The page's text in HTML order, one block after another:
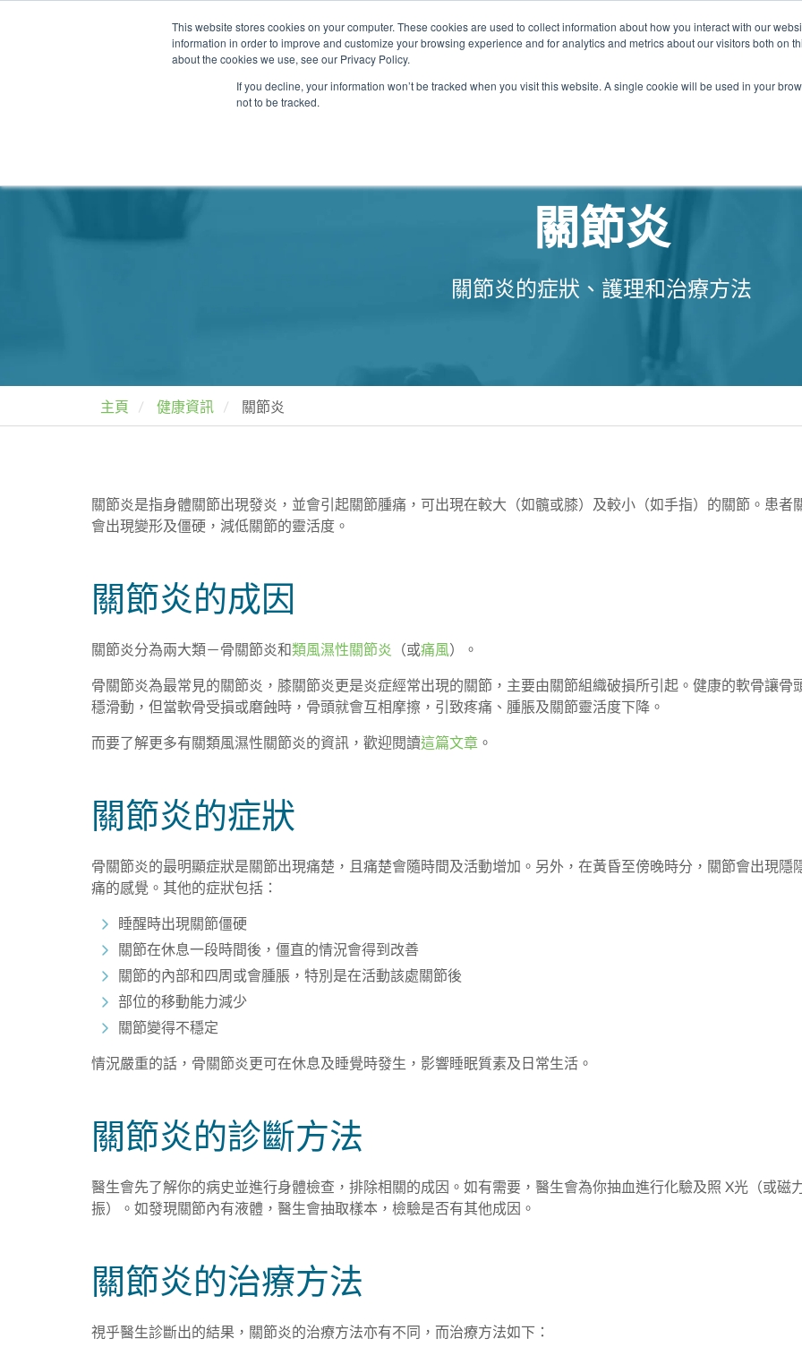
This website stores cookies on your computer. These cookies are used to collect information about how you interact with our
information in order to improve and customize your browsing experience and for analytics and metrics about our visitors both on
about the cookies we use, see our Privacy Policy.
If you decline, your information won’t be tracked when you visit this website. A single cookie will be used in your
not to be tracked.
關於我們 我們的診所 計劃 資源 最
我們的醫護團隊
關節炎
關節炎的症狀、護理和治療方法
主頁 健康資訊 關節炎
關節炎是指身體關節出現發炎，並會引起關節腫痛，可出現在較大（如髖或膝）及較小（如手指）的關節。患者
會出現變形及僵硬，減低關節的靈活度。
關節炎的成因
關節炎分為兩大類－骨關節炎和 類風濕性關節炎 （或痛風）。
骨關節炎為最常見的關節炎，膝關節炎更是炎症經常出現的關節，主要由關節組織破損所引起。健康的軟骨讓骨
穩滑動，但當軟骨受損或磨蝕時，骨頭就會互相摩擦，引致疼痛、腫脹及關節靈活度下降。
而要了解更多有關類風濕性關節炎的資訊，歡迎閱讀這篇文章 。
關節炎的症狀
骨關節炎的最明顯症狀是關節出現痛楚，且痛楚會隨時間及活動增加。另外，在黃昏至傍晚時分，關節會出現隱
痛的感覺。其他的症狀包括：
睡醒時出現關節僵硬
關節在休息一段時間後，僵直的情況會得到改善
關節的內部和四周或會腫脹，特別是在活動該處關節後
部位的移動能力減少
關節變得不穩定
情況嚴重的話，骨關節炎更可在休息及睡覺時發生，影響睡眠質素及日常生活。
關節炎的診斷方法
醫生會先了解你的病史並進行身體檢查，排除相關的成因。如有需要，醫生會為你抽血進行化驗及照 X光（或磁
振）。如發現關節內有液體，醫生會抽取樣本，檢驗是否有其他成因。
關節炎的治療方法
視乎醫生診斷出的結果，關節炎的治療方法亦有不同，而治療方法如下：